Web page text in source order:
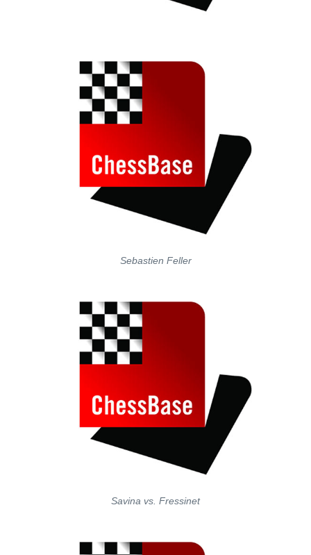
Sebastien Feller
Savina vs. Fressinet